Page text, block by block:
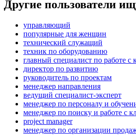
Другие пользователи
управляющий
популярные для женщин
технический служащий
техник по оборудованию
главный специалист по работе с
директор по развитию
руководитель по проектам
менеджер направления
ведущий специалист-эксперт
менеджер по персоналу и
менеджер по поиску и работе с
project manager
менеджер по организации